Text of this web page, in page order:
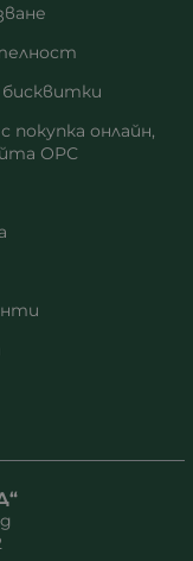
бисквитки
покупка онлайн,
ОРС